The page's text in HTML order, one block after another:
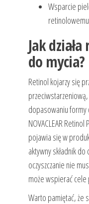
Wsparcie
Jak
do mycia?
Retinol kojarzy się
dopasowaniu formy
NOVACLEAR
pojawia się w
aktywny składnik
oczyszczanie nie
może wspierać cele
Warto pamiętać, że